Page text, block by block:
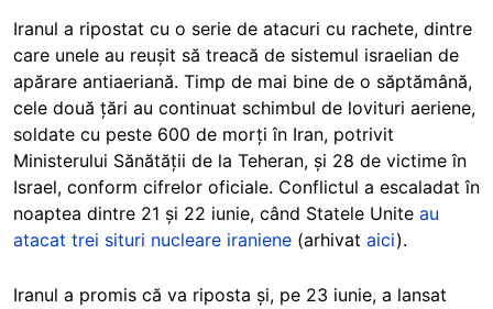
Iranul a ripostat cu o serie de atacuri cu rachete, dintre
care unele au reușit să treacă de sistemul israelian de
apărare antiaeriană. Timp de mai bine de o săptămână,
cele două țări au continuat schimbul de lovituri aeriene,
soldate cu peste 600 de morți în Iran, potrivit
Ministerului Sănătății de la Teheran, și 28 de victime în
Israel, conform cifrelor oficiale. Conflictul a escaladat în
noaptea dintre 21 și 22 iunie, când Statele Unite au
atacat trei situri nucleare iraniene (arhivat aici).
Iranul a promis că va riposta și, pe 23 iunie, a lansat